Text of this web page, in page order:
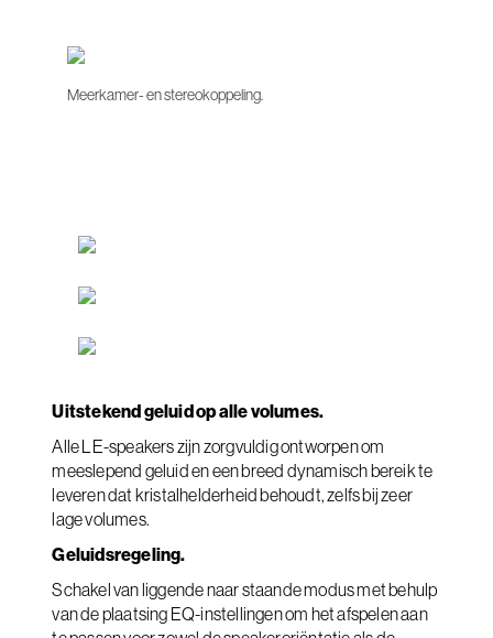
Meerkamer- en stereokoppeling.
Uitstekend geluid op alle volumes.
Alle LE-speakers zijn zorgvuldig ontworpen om
meeslepend geluid en een breed dynamisch bereik te
leveren dat kristalhelderheid behoudt, zelfs bij zeer
lage volumes.
Geluidsregeling.
Schakel van liggende naar staande modus met behulp
van de plaatsing EQ-instellingen om het afspelen aan